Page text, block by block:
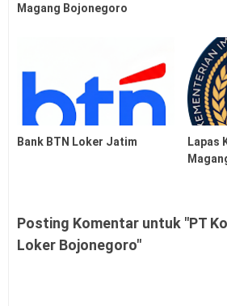
Magang Bojonegoro
Bank BTN Loker Jatim
Lapas
Posting Komentar untuk "PT
Loker Bojonegoro"